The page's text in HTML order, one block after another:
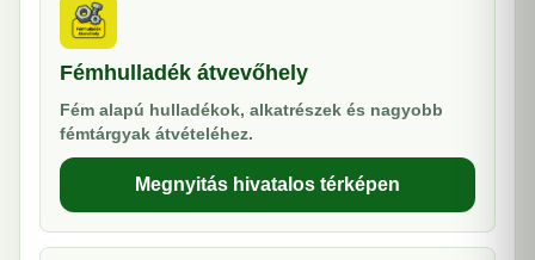
Fémhulladék átvevőhely
Fém alapú hulladékok, alkatrészek és nagyobb
fémtárgyak átvételéhez.
Megnyitás hivatalos térképen